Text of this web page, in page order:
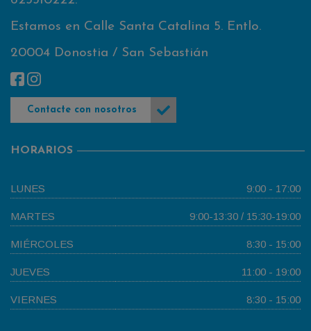
Estamos en Calle Santa Catalina 5. Entlo.
20004 Donostia / San Sebastián
Contacte con nosotros
HORARIOS
LUNES 9:00 - 17:00
MARTES 9:00-13:30 / 15:30-19:00
MIÉRCOLES 8:30 - 15:00
JUEVES 11:00 - 19:00
VIERNES 8:30 - 15:00